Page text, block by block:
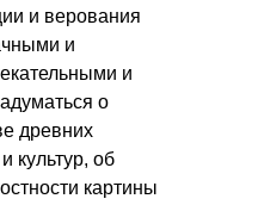
и верования
и
и
о
древних
культур, об
картины